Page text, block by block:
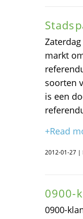
markt
soorten
is een
+Read
2012-01-27 |
0900-
0900-